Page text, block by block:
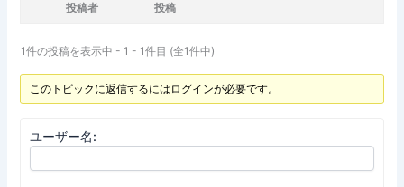
投稿者 投稿
1件の投稿を表示中 - 1 - 1件目 (全1件中)
このトピックに返信するにはログインが必要です。
ユーザー名: